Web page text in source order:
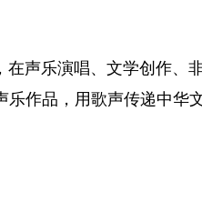
声乐演唱、文学创作、
乐作品，用歌声传递中华